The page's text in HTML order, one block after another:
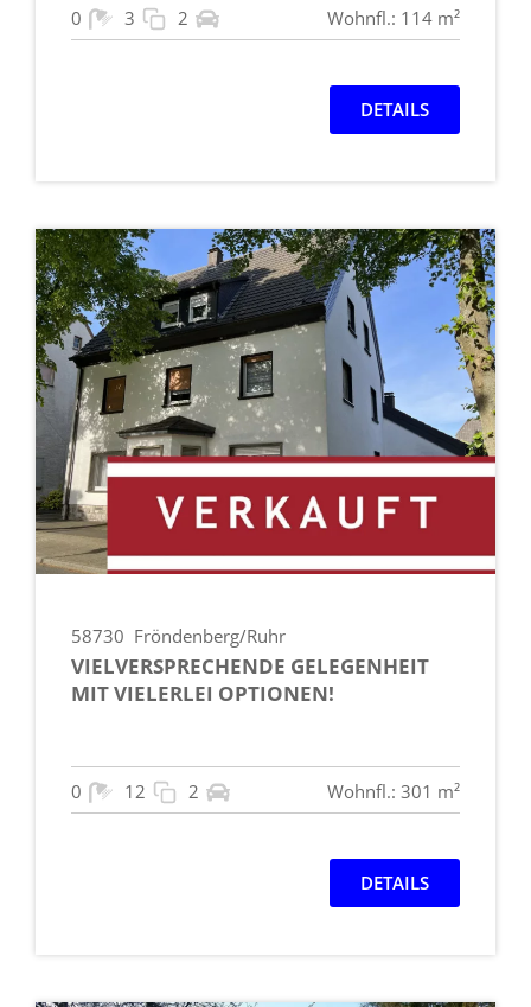
0 3 2 Wohnfl.: 114 m²
DETAILS
58730 Fröndenberg/Ruhr
VIELVERSPRECHENDE GELEGENHEIT
MIT VIELERLEI OPTIONEN!
0 12 2 Wohnfl.: 301 m²
DETAILS